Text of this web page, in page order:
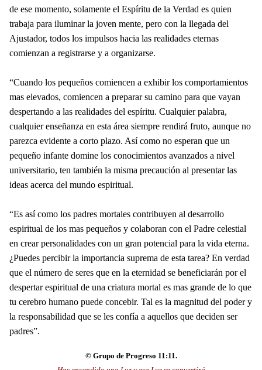
de ese momento, solamente el Espíritu de la Verdad es quien
trabaja para iluminar la joven mente, pero con la llegada del
Ajustador, todos los impulsos hacia las realidades eternas
comienzan a registrarse y a organizarse.
“Cuando los pequeños comiencen a exhibir los comportamientos
mas elevados, comiencen a preparar su camino para que vayan
despertando a las realidades del espíritu. Cualquier palabra,
cualquier enseñanza en esta área siempre rendirá fruto, aunque no
parezca evidente a corto plazo. Así como no esperan que un
pequeño infante domine los conocimientos avanzados a nivel
universitario, ten también la misma precaución al presentar las
ideas acerca del mundo espiritual.
“Es así como los padres mortales contribuyen al desarrollo
espiritual de los mas pequeños y colaboran con el Padre celestial
en crear personalidades con un gran potencial para la vida eterna.
¿Puedes percibir la importancia suprema de esta tarea? En verdad
que el número de seres que en la eternidad se beneficiarán por el
despertar espiritual de una criatura mortal es mas grande de lo que
tu cerebro humano puede concebir. Tal es la magnitud del poder y
la responsabilidad que se les confía a aquellos que deciden ser
padres”.
© Grupo de Progreso 11:11.